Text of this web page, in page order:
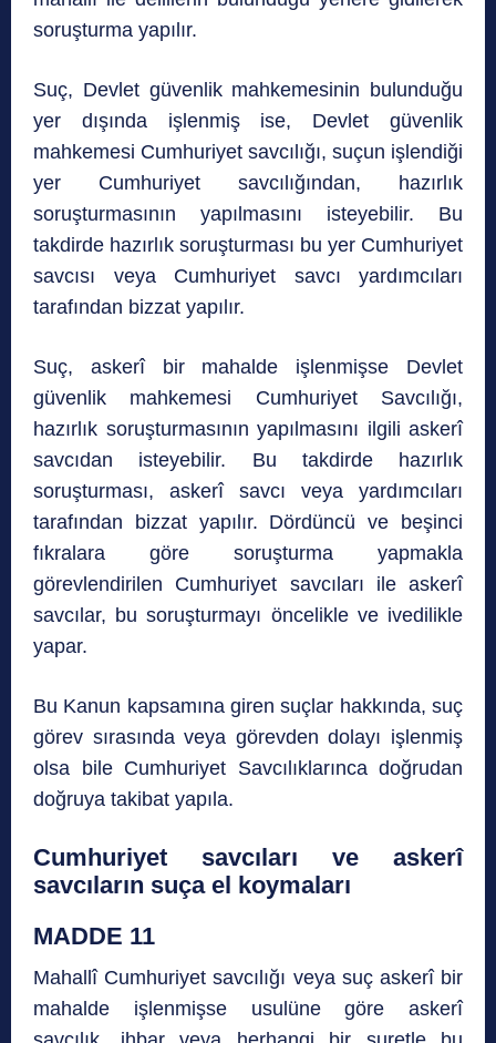
soruşturma yapılır.
Suç, Devlet güvenlik mahkemesinin bulunduğu
yer dışında işlenmiş ise, Devlet güvenlik
mahkemesi Cumhuriyet savcılığı, suçun işlendiği
yer Cumhuriyet savcılığından, hazırlık
soruşturmasının yapılmasını isteyebilir. Bu
takdirde hazırlık soruşturması bu yer Cumhuriyet
savcısı veya Cumhuriyet savcı yardımcıları
tarafından bizzat yapılır.
Suç, askerî bir mahalde işlenmişse Devlet
güvenlik mahkemesi Cumhuriyet Savcılığı,
hazırlık soruşturmasının yapılmasını ilgili askerî
savcıdan isteyebilir. Bu takdirde hazırlık
soruşturması, askerî savcı veya yardımcıları
tarafından bizzat yapılır. Dördüncü ve beşinci
fıkralara göre soruşturma yapmakla
görevlendirilen Cumhuriyet savcıları ile askerî
savcılar, bu soruşturmayı öncelikle ve ivedilikle
yapar.
Bu Kanun kapsamına giren suçlar hakkında, suç
görev sırasında veya görevden dolayı işlenmiş
olsa bile Cumhuriyet Savcılıklarınca doğrudan
doğruya takibat yapıla.
Cumhuriyet savcıları ve askerî
savcıların suça el koymaları
MADDE 11
Mahallî Cumhuriyet savcılığı veya suç askerî bir
mahalde işlenmişse usulüne göre askerî